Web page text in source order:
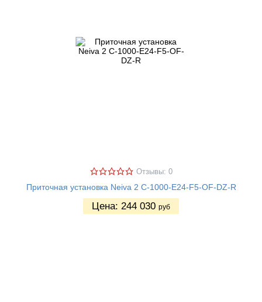
Отзывы: 0
Приточная установка Neiva 2 C-1000-E24-F5-OF-DZ-R
Цена: 244 030 руб